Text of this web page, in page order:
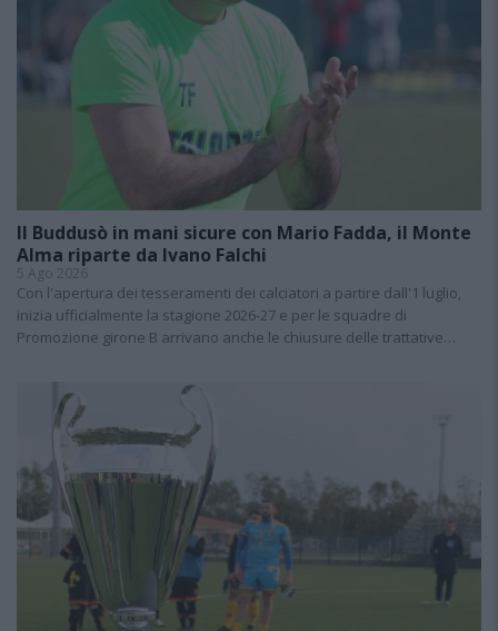
Il Buddusò in mani sicure con Mario Fadda, il Monte
Alma riparte da Ivano Falchi
5 Ago 2026
Con l'apertura dei tesseramenti dei calciatori a partire dall'1 luglio,
inizia ufficialmente la stagione 2026-27 e per le squadre di
Promozione girone B arrivano anche le chiusure delle trattative…